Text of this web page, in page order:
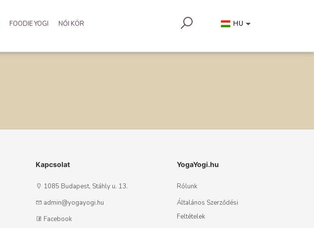
HU
FOODIE YOGI NŐI KÖR
Kapcsolat
1085 Budapest, Stáhly u. 13.
admin@yogayogi.hu
Facebook
YogaYogi.hu
Rólunk
Általános Szerződési
Feltételek